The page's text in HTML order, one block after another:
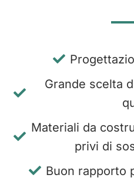
Grande scelta
Materiali da
privi di
Buon rapporto